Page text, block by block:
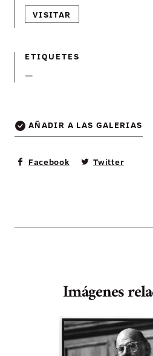
VISITAR
ETIQUETES
—
AÑADIR A LAS GALERIAS
Facebook Twitter
Imágenes